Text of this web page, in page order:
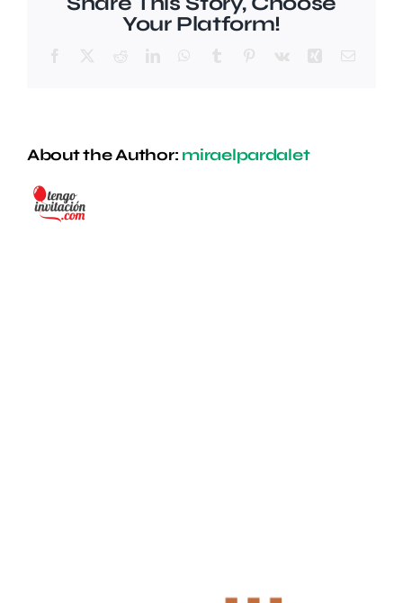
Your Platform!
Facebook RedditLinkedInWhatsApp
Tumblr Pinterest
Vk XingEmail
About the Author: miraelpardalet